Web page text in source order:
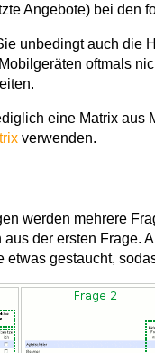
Angebote) bei den
unbedingt auch die
oftmals
eine Matrix aus
verwenden.
werden mehrere
aus der ersten Frage.
etwas gestaucht,